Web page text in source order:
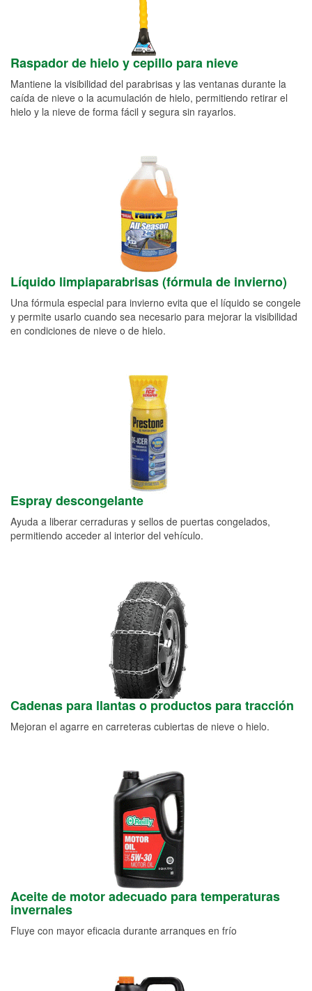
Raspador de hielo y cepillo para nieve
Mantiene la visibilidad del parabrisas y las ventanas durante la
caída de nieve o la acumulación de hielo, permitiendo retirar el
hielo y la nieve de forma fácil y segura sin rayarlos.
Líquido limpiaparabrisas (fórmula de invierno)
Una fórmula especial para invierno evita que el líquido se congele
y permite usarlo cuando sea necesario para mejorar la visibilidad
en condiciones de nieve o de hielo.
Espray descongelante
Ayuda a liberar cerraduras y sellos de puertas congelados,
permitiendo acceder al interior del vehículo.
Cadenas para llantas o productos para tracción
Mejoran el agarre en carreteras cubiertas de nieve o hielo.
Aceite de motor adecuado para temperaturas
invernales
Fluye con mayor eficacia durante arranques en frío